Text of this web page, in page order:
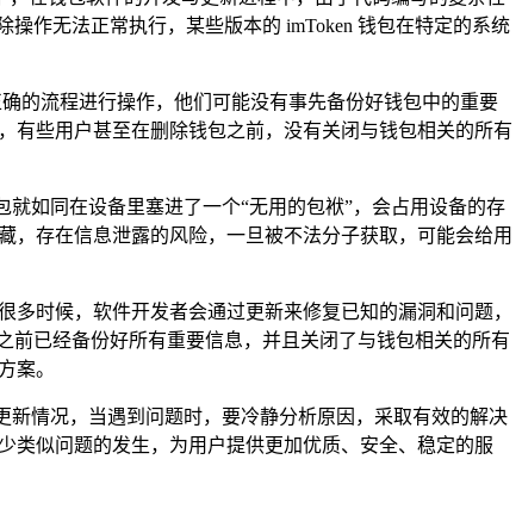
作无法正常执行，某些版本的 imToken 钱包在特定的系统
的流程进行操作，他们可能没有事先备份好钱包中的重要
有些用户甚至在删除钱包之前，没有关闭与钱包相关的所有
如同在设备里塞进了一个“无用的包袱”，会占用设备的存
存在信息泄露的风险，一旦被不法分子获取，可能会给用
时候，软件开发者会通过更新来修复已知的漏洞和问题，
已经备份好所有重要信息，并且关闭了与钱包相关的所有
案。
情况，当遇到问题时，要冷静分析原因，采取有效的解决
类似问题的发生，为用户提供更加优质、安全、稳定的服